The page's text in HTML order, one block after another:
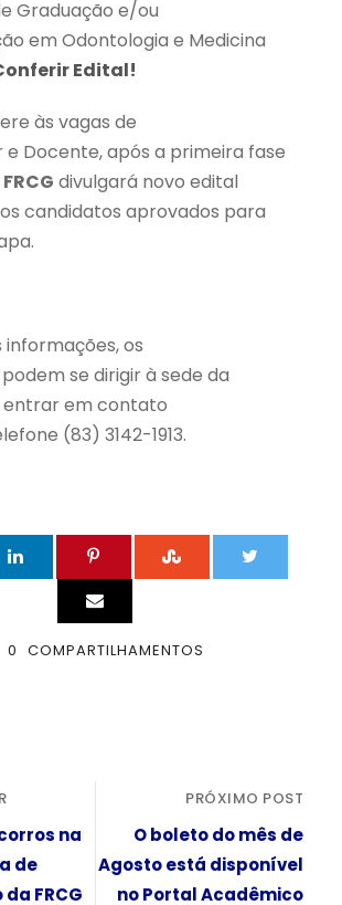
Graduação e/ou
em Odontologia e Medicina
Edital!
às vagas de
Docente, após a primeira fase
FRCG divulgará novo edital
candidatos aprovados para
os
se dirigir à sede da
entrar em contato
(83) 3142-1913.
0 COMPARTILHAMENTOS
na
de
FRCG
PRÓXIMO POST
O boleto do mês de
Agosto está disponível
no Portal Acadêmico